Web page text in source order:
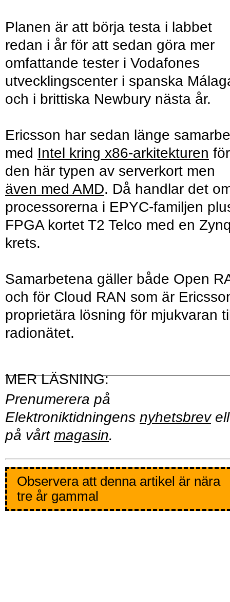
Planen är att börja testa i labbet
redan i år för att sedan göra mer
omfattande tester i Vodafones
utvecklingscenter i spanska
och i brittiska Newbury nästa år.
Ericsson har sedan länge
med Intel kring x86-arkitekturen för
den här typen av serverkort men
även med AMD. Då handlar det
processorerna i EPYC-familjen
FPGA kortet T2 Telco med en
krets.
Samarbetena gäller både Open
och för Cloud RAN som är
proprietära lösning för mjukvaran
radionätet.
Prenumerera på
Elektroniktidningens nyhetsbrev
på vårt magasin.
Observera att denna artikel är nära
tre år gammal